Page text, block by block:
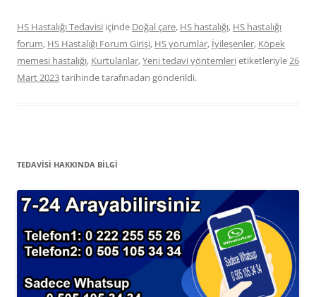
HS Hastalığı Tedavisi içinde Doğal çare, HS hastalığı, HS hastalığı
forum, HS Hastalığı Forum Girişi, HS yorumlar, İyileşenler, Köpek
memesi hastalığı, Kurtulanlar,Yeni tedavi yöntemlerietiketleriyle 26
Mart 2023tarihindetarafınadan gönderildi.
TEDAVISI HAKKINDA BILGI